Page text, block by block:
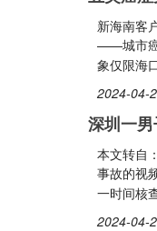
新海南客
——城市癌
象仅限海
2024-04-
深圳一
本文转自
事故的视
一时间核
2024-04-